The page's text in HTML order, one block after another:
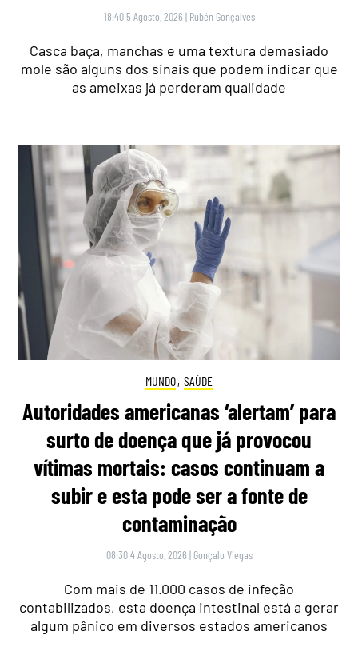
18:40 5 Agosto, 2026 | Rubén Gonçalves
Casca baça, manchas e uma textura demasiado
mole são alguns dos sinais que podem indicar que
as ameixas já perderam qualidade
MUNDO, SAÚDE
Autoridades americanas ‘alertam’ para
surto de doença que já provocou
vítimas mortais: casos continuam a
subir e esta pode ser a fonte de
contaminação
08:30 4 Agosto, 2026 | Gonçalo Viegas
Com mais de 11.000 casos de infeção
contabilizados, esta doença intestinal está a gerar
algum pânico em diversos estados americanos